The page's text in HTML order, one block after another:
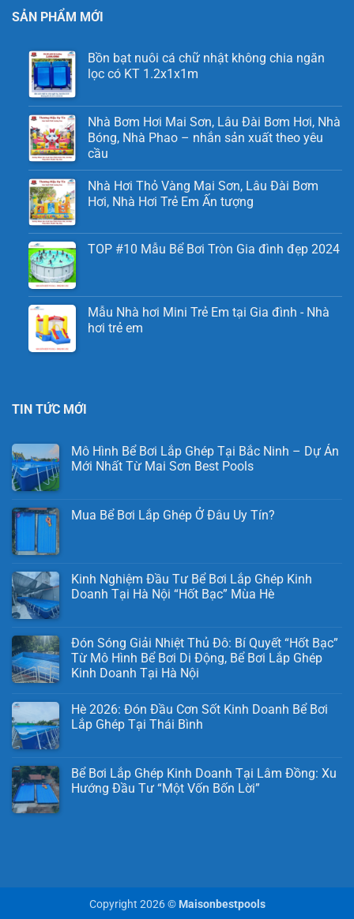
SẢN PHẨM MỚI
Bồn bạt nuôi cá chữ nhật không chia ngăn
lọc có KT 1.2x1x1m
Nhà Bơm Hơi Mai Sơn, Lâu Đài Bơm Hơi, Nhà
Bóng, Nhà Phao – nhắn sản xuất theo yêu
cầu
Nhà Hơi Thỏ Vàng Mai Sơn, Lâu Đài Bơm
Hơi, Nhà Hơi Trẻ Em Ấn tượng
TOP #10 Mẫu Bể Bơi Tròn Gia đình đẹp 2024
Mẫu Nhà hơi Mini Trẻ Em tại Gia đình - Nhà
hơi trẻ em
TIN TỨC MỚI
Mô Hình Bể Bơi Lắp Ghép Tại Bắc Ninh – Dự Án
Mới Nhất Từ Mai Sơn Best Pools
Mua Bể Bơi Lắp Ghép Ở Đâu Uy Tín?
Kinh Nghiệm Đầu Tư Bể Bơi Lắp Ghép Kinh
Doanh Tại Hà Nội “Hốt Bạc” Mùa Hè
Đón Sóng Giải Nhiệt Thủ Đô: Bí Quyết “Hốt Bạc”
Từ Mô Hình Bể Bơi Di Động, Bể Bơi Lắp Ghép
Kinh Doanh Tại Hà Nội
Hè 2026: Đón Đầu Cơn Sốt Kinh Doanh Bể Bơi
Lắp Ghép Tại Thái Bình
Bể Bơi Lắp Ghép Kinh Doanh Tại Lâm Đồng: Xu
Hướng Đầu Tư “Một Vốn Bốn Lời”
Copyright 2026 © Maisonbestpools